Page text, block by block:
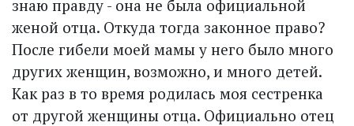
знаю правду - она не была официальной
женой отца. Откуда тогда законное право?
После гибели моей мамы у него было много
других женщин, возможно, и много детей.
Как раз в то время родилась моя сестренка
от другой женщины отца. Официально отец